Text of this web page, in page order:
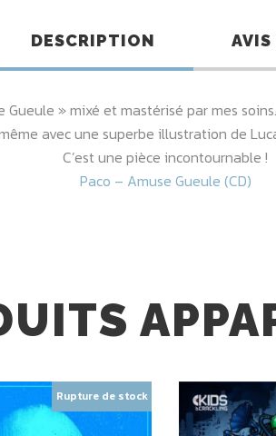
DESCRIPTION
» mixé et mastérisé par mes
avec une superbe illustration de
C’est une pièce incontournable !
Paco – Amuse Gueule (CD)
Rupture de stock